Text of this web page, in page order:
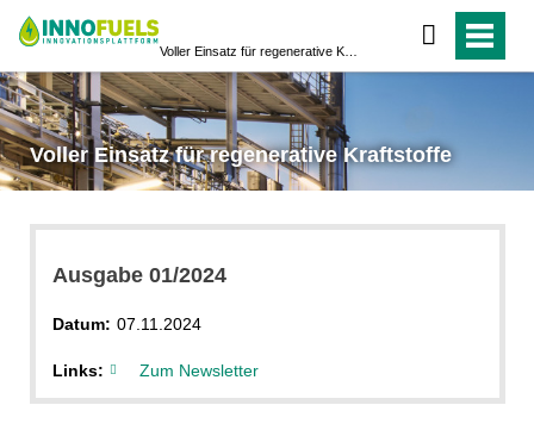
Voller Einsatz für regenerative Kraftstoffe
Ausgabe 01/2024
Datum: 07.11.2024
Links: Zum Newsletter